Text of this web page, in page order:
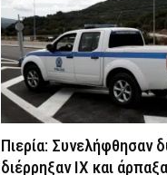
ΕΙΔΗΣΕΙΣ 7 Αυγούστου 2026
Χαλκιδική: Επιχείρηση
τραυματισμένης γυναίκας
σημείο της Συκιάς
ΕΙΔΗΣΕΙΣ 7 Αυγούστου 2026
Κοζάνη: Τραυματίστηκε
μετά από ανατροπή
ΕΙΔΗΣΕΙΣ 7 Αυγούστου 2026
Πιερία: Συνελήφθησαν
διέρρηξαν ΙΧ και